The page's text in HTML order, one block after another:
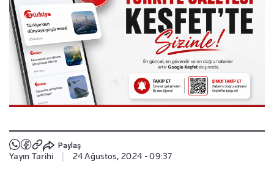
Paylaş
Yayın Tarihi 24 Ağustos, 2024 - 09:37